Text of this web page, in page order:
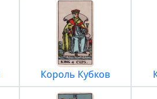
Король Кубков